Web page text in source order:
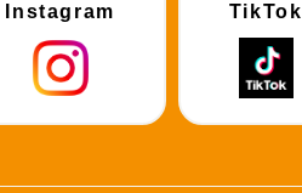
Instagram TikTok